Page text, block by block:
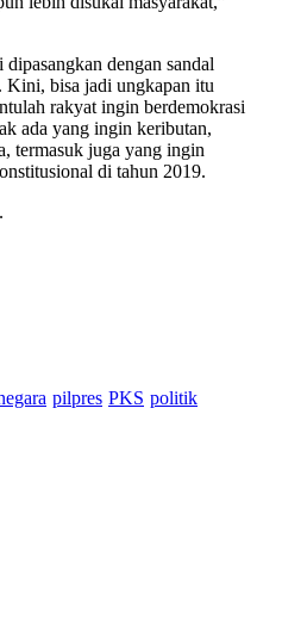
dengan sandal
Kini, bisa jadi ungkapan itu
rakyat ingin berdemokrasi
ada yang ingin keributan,
termasuk juga yang ingin
di tahun 2019.
pilpres PKS politik